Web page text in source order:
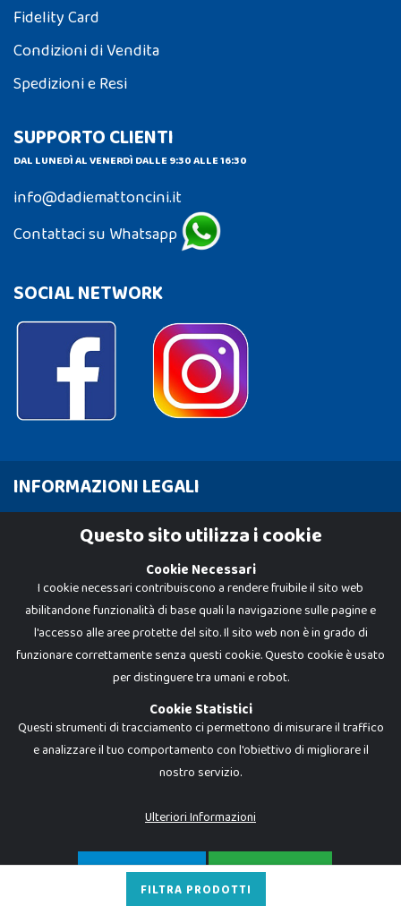
FILTRA PRODOTTI
Fidelity Card
Condizioni di Vendita
Spedizioni e Resi
SUPPORTO CLIENTI
DAL LUNEDÌ AL VENERDÌ DALLE 9:30 ALLE 16:30
info@dadiemattoncini.it
Contattaci su Whatsapp
SOCIAL NETWORK
INFORMAZIONI LEGALI
Cookie Policy
Dadi e Mattoncini è un brand di Giocabene Srl. Ogni riproduzione o utilizzo non
I prezzi e le promozioni pubblicate potrebbero differire da quanto esposto in
P.IVA 02608090425 - REA AN201199 - C.S. 10.000 i.v.
Questo sito utilizza i cookie
Cookie Necessari
I cookie necessari contribuiscono a rendere fruibile il sito web
abilitandone funzionalità di base quali la navigazione sulle pagine e
l'accesso alle aree protette del sito. Il sito web non è in grado di
funzionare correttamente senza questi cookie. Questo cookie è usato
per distinguere tra umani e robot.
Cookie Statistici
Questi strumenti di tracciamento ci permettono di misurare il traffico
e analizzare il tuo comportamento con l'obiettivo di migliorare il
nostro servizio.
Ulteriori Informazioni
SOLO NECESSARI ACCETTA TUTTO